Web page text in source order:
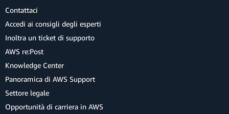
Contattaci
Accedi ai consigli degli esperti
Inoltra un ticket di supporto
AWS re:Post
Knowledge Center
Panoramica di AWS Support
Settore legale
Opportunità di carriera in AWS